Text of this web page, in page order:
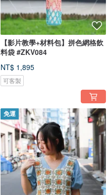
【影片教學+材料包】拼色網格飲
料袋 #ZKV084
NT$ 1,895
可客製
免運